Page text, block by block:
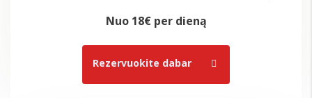
Nuo 18€per dieną
Rezervuokite dabar